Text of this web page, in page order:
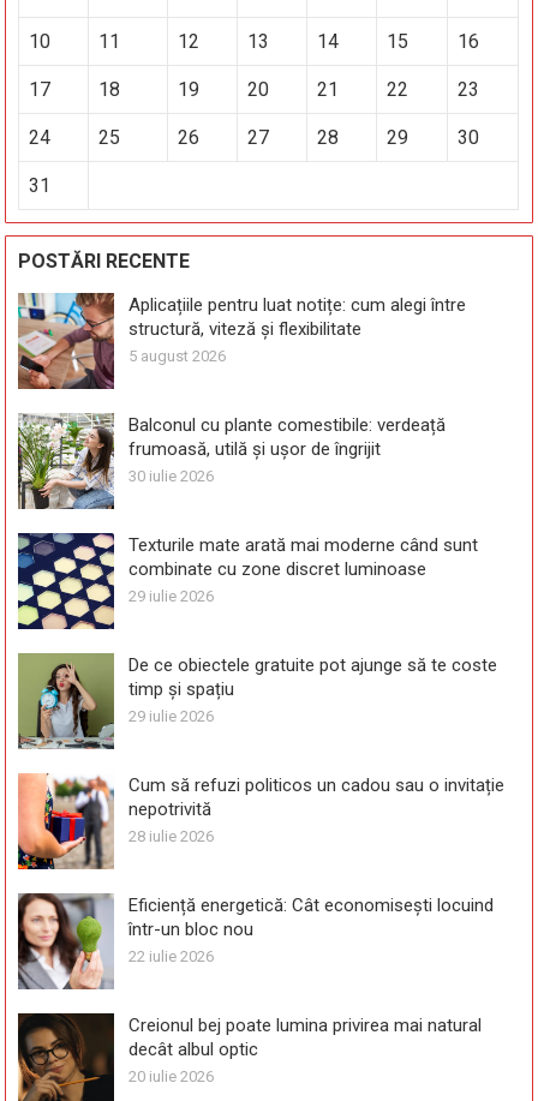
10 11 12 13 14 15 16
17 18 19 20 21 22 23
24 25 26 27 28 29 30
31
POSTĂRI RECENTE
Aplicațiile pentru luat notițe: cum alegi între
structură, viteză și flexibilitate
5 august 2026
Balconul cu plante comestibile: verdeață
frumoasă, utilă și ușor de îngrijit
30 iulie 2026
Texturile mate arată mai moderne când sunt
combinate cu zone discret luminoase
29 iulie 2026
De ce obiectele gratuite pot ajunge să te coste
timp și spațiu
29 iulie 2026
Cum să refuzi politicos un cadou sau o invitație
nepotrivită
28 iulie 2026
Eficiență energetică: Cât economisești locuind
într-un bloc nou
22 iulie 2026
Creionul bej poate lumina privirea mai natural
decât albul optic
20 iulie 2026